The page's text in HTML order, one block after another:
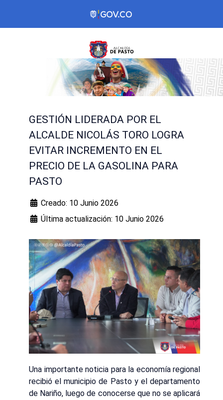
GESTIÓN LIDERADA POR EL
ALCALDE NICOLÁS TORO LOGRA
EVITAR INCREMENTO EN EL
PRECIO DE LA GASOLINA PARA
PASTO
Creado: 10 Junio 2026
Última actualización: 10 Junio 2026
Una importante noticia para la economía regional
recibió el municipio de Pasto y el departamento
de Nariño, luego de conocerse que no se aplicará